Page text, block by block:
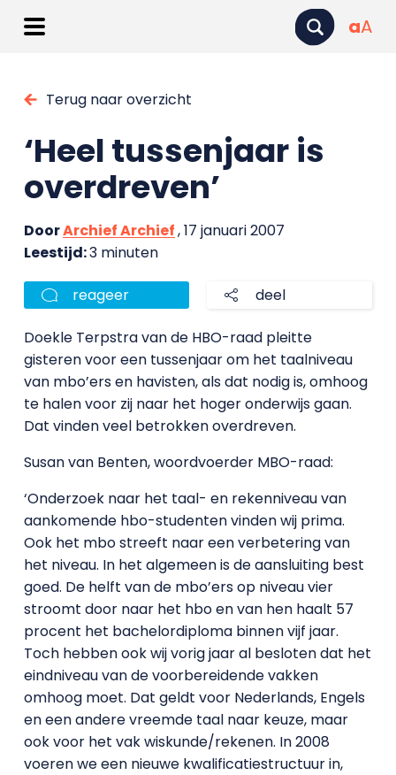
aA
Terug naar overzicht
‘Heel tussenjaar is
overdreven’
DoorArchief Archief, 17 januari 2007
Leestijd:3 minuten
reageer deel
Doekle Terpstra van de HBO-raad pleitte
gisteren voor een tussenjaar om het taalniveau
van mbo’ers en havisten, als dat nodig is, omhoog
te halen voor zij naar het hoger onderwijs gaan.
Dat vinden veel betrokken overdreven.
Susan van Benten, woordvoerder MBO-raad:
‘Onderzoek naar het taal- en rekenniveau van
aankomende hbo-studenten vinden wij prima.
Ook het mbo streeft naar een verbetering van
het niveau. In het algemeen is de aansluiting best
goed. De helft van de mbo’ers op niveau vier
stroomt door naar het hbo en van hen haalt 57
procent het bachelordiploma binnen vijf jaar.
Toch hebben ook wij vorig jaar al besloten dat het
eindniveau van de voorbereidende vakken
omhoog moet. Dat geldt voor Nederlands, Engels
en een andere vreemde taal naar keuze, maar
ook voor het vak wiskunde/rekenen. In 2008
voeren we een nieuwe kwalificatiestructuur in,